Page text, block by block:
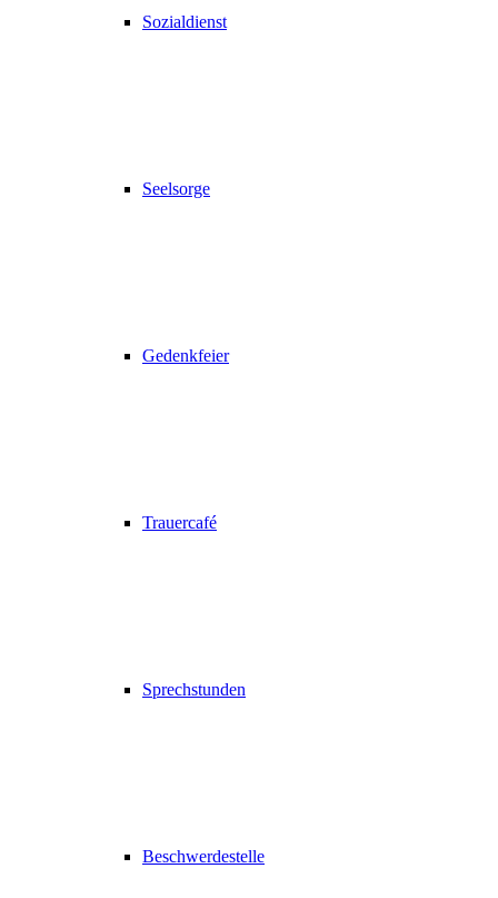
Sozialdienst
Seelsorge
Gedenkfeier
Trauercafé
Sprechstunden
Beschwerdestelle